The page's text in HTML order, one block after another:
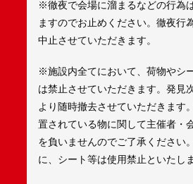
※徹夜で会場に溜まるなどの行為
ますのでお止めください。徹夜行
中止させていただきます。
※施設内全てにおいて、荷物やシ
は禁止させていただきます。発見
より随時撤去させていただきます
置されている物に関して主催者・
を負いませんのでご了承ください
に、シート等は使用禁止といたしま